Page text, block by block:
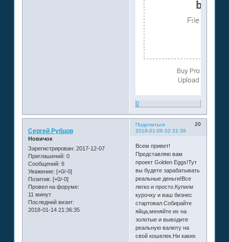
0
Поделиться
20
2018-01-06 02:31:38
Сергей Рубцов
Новичок
Зарегистрирован: 2017-12-07
Приглашений: 0
Сообщений: 6
Уважение: [+0/-0]
Позитив: [+0/-0]
Провел на форуме:
11 минут
Последний визит:
2018-01-14 21:36:35
Всем привет!
Представляю вам
проект Golden Eggs!Тут
вы будете зарабатывать
реальные деньги!Все
легко и просто.Купили
курочку и ваш бизнес
стартовал.Собирайте
яйца,меняйте их на
золотые и выводите
реальную валюту на
свой кошелек.Ни каких